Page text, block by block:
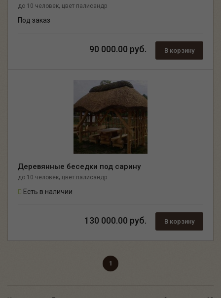
до 10 человек, цвет палисандр
Под заказ
90 000.00 руб. В корзину
Деревянные беседки под сарину
до 10 человек, цвет палисандр
Есть в наличии
130 000.00 руб. В корзину
1